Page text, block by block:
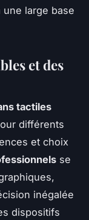
large base
et des
tactiles
différents
et choix
se
inégalée
dispositifs